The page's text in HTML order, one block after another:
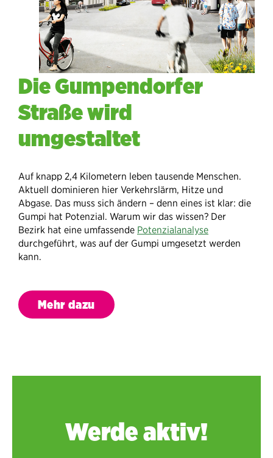
Die Gumpendorfer
Straße wird
umgestaltet
Auf knapp 2,4 Kilometern leben tausende Menschen.
Aktuell dominieren hier Verkehrslärm, Hitze und
Abgase. Das muss sich ändern – denn eines ist klar: die
Gumpi hat Potenzial. Warum wir das wissen? Der
Bezirk hat eine umfassende Potenzialanalyse
durchgeführt, was auf der Gumpi umgesetzt werden
kann.
Mehr dazu
Werde aktiv!